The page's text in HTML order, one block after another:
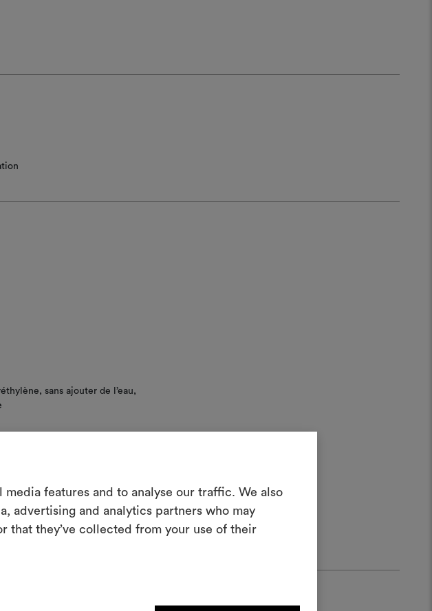
features and to analyse our traffic. We also
advertising and analytics partners who may
that they’ve collected from your use of their
sans ajouter de l’eau,
moodboard
Un instrument interactif pour donner vie à vos idées et